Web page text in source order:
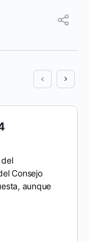
del
Consejo
aunque